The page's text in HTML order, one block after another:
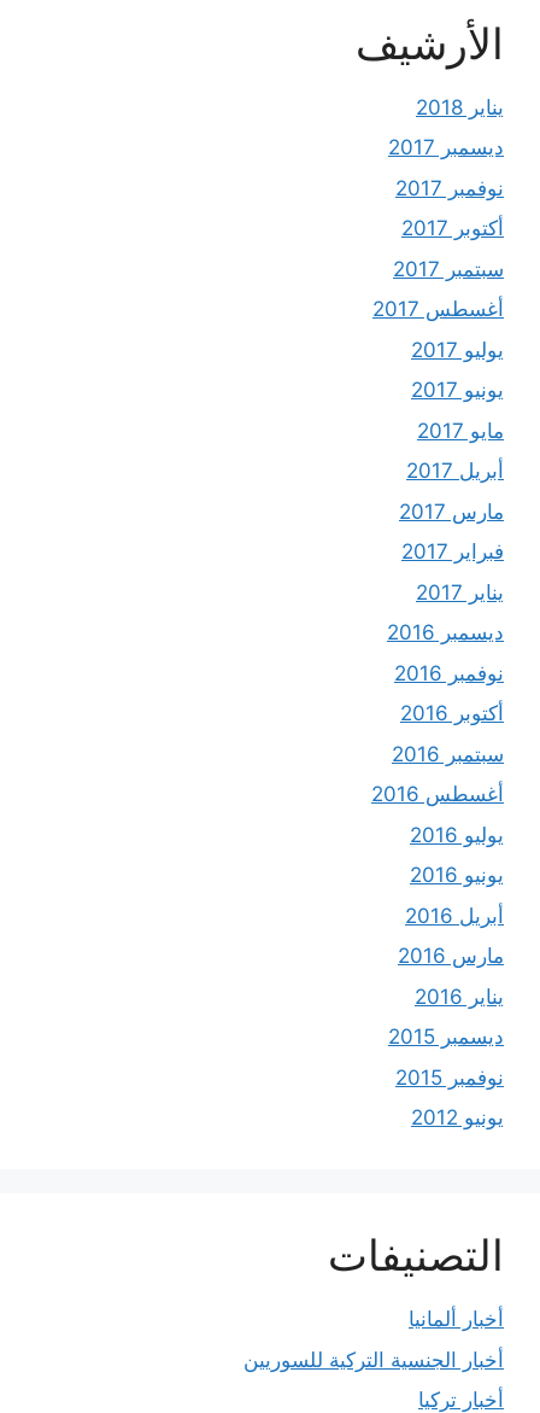
الأرشيف
يناير 2018
ديسمبر 2017
نوفمبر 2017
أكتوبر 2017
سبتمبر 2017
أغسطس 2017
يوليو 2017
يونيو 2017
مايو 2017
أبريل 2017
مارس 2017
فبراير 2017
يناير 2017
ديسمبر 2016
نوفمبر 2016
أكتوبر 2016
سبتمبر 2016
أغسطس 2016
يوليو 2016
يونيو 2016
أبريل 2016
مارس 2016
يناير 2016
ديسمبر 2015
نوفمبر 2015
يونيو 2012
التصنيفات
أخبار ألمانيا
أخبار الجنسية التركية للسوريين
أخبار تركيا